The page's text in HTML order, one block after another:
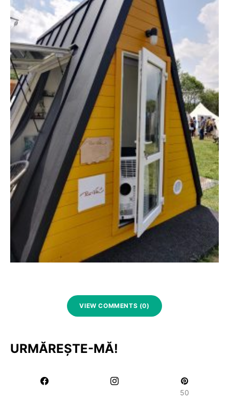
VIEW COMMENTS (0)
URMĂREȘTE-MĂ!
50